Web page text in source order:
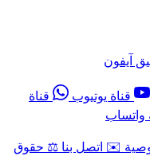
آيفون
قناة يوتيوب
قناة
✉️ اتصل بنا ⚖️ حقوق